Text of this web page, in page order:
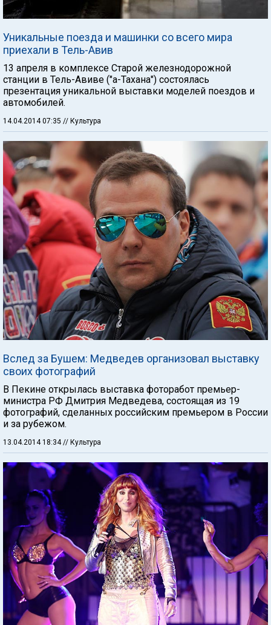
Уникальные поезда и машинки со всего мира
приехали в Тель-Авив
13 апреля в комплексе Старой железнодорожной
станции в Тель-Авиве ("а-Тахана") состоялась
презентация уникальной выставки моделей поездов и
автомобилей.
14.04.2014 07:35 // Культура
Вслед за Бушем: Медведев организовал выставку
своих фотографий
В Пекине открылась выставка фоторабот премьер-
министра РФ Дмитрия Медведева, состоящая из 19
фотографий, сделанных российским премьером в России
и за рубежом.
13.04.2014 18:34 // Культура